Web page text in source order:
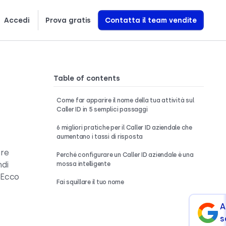
Accedi Prova gratis Contatta il team vendite
Table of contents
Come far apparire il nome della tua attività sul
Caller ID in 5 semplici passaggi
6 migliori pratiche per il Caller ID aziendale che
aumentano i tassi di risposta
Perché configurare un Caller ID aziendale è una
mossa intelligente
Fai squillare il tuo nome